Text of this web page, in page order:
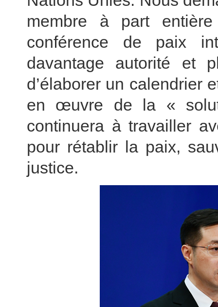
membre à part
conférence de paix
davantage autorité et
d’élaborer un calendrier
en œuvre de la «
continuera à travailler
pour rétablir la paix,
justice.